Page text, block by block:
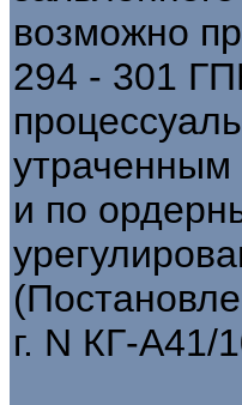
возможно
294 - 301
утраченным
и по
г. N КГ-А41/